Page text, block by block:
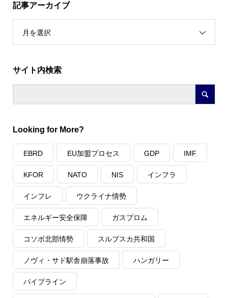
記事アーカイブ
月を選択
サイト内検索
Looking for More?
EBRD EU加盟プロセス GDP IMF
KFOR NATO NIS インフラ
インフレ ウクライナ情勢
エネルギー安全保障 ガスプロム
コソボ北部情勢 スルプスカ共和国
ノヴィ・サド駅舎崩落事故 ハンガリー
パイプライン